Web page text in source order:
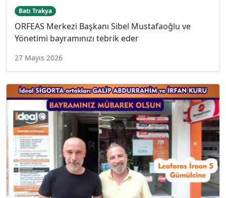
Batı Trakya
ORFEAS Merkezi Başkanı Sibel Mustafaoğlu ve
Yönetimi bayramınızı tebrik eder
27 Mayıs 2026